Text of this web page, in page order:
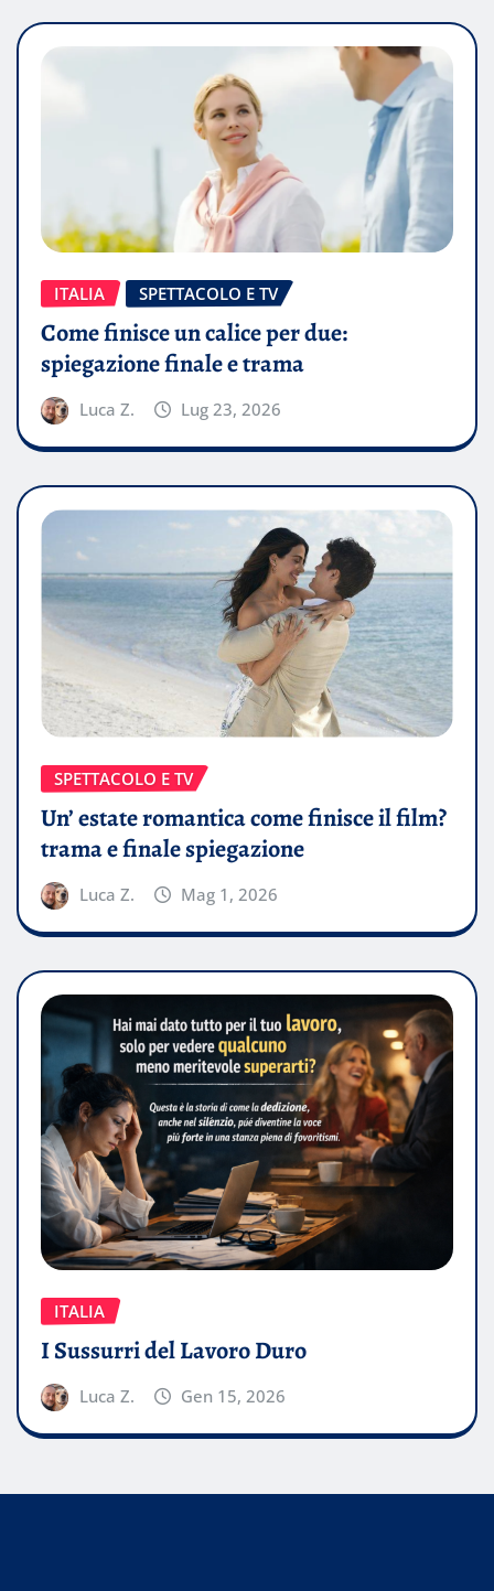
ITALIA SPETTACOLO E TV
Come finisce un calice per due:
spiegazione finale e trama
Luca Z. Lug 23, 2026
SPETTACOLO E TV
Un’ estate romantica come finisce il film?
trama e finale spiegazione
Luca Z. Mag 1, 2026
ITALIA
I Sussurri del Lavoro Duro
Luca Z. Gen 15, 2026